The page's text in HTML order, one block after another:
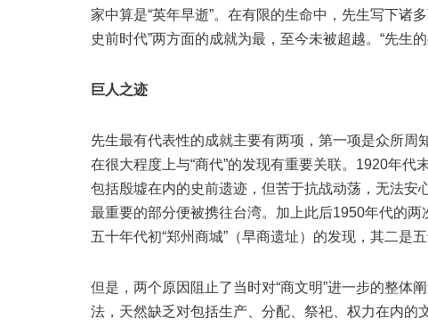
家中算是“英年早逝”。在有限的生命中，先生写下诸
史前时代”两方面的成就为最，至今未被超越。“先生
巨人之迹
先生最有代表性的成就主要有两项，第一项是众所周
在很大程度上与“商代”的发现有重要关联。1920年
包括殷墟在内的史前遗迹，但苦于抗战动荡，无法安
最重要的部分便被携往台湾。加上此后1950年代的
五十年代初“郑州商城”（早商遗址）的发现，其二是
但是，两个原因阻止了当时对“商文明”进一步的整体
法，天然缺乏对包括生产、分配、祭祀、权力在内的